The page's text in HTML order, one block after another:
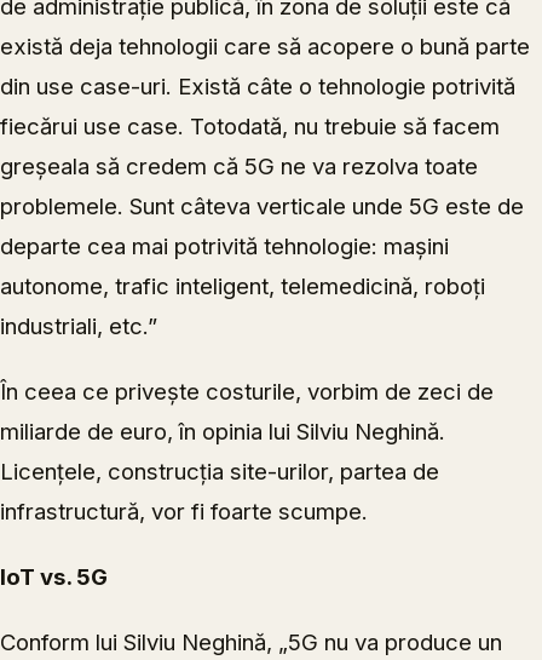
de administrație publică, în zona de soluții este că
există deja tehnologii care să acopere o bună parte
din use case-uri. Există câte o tehnologie potrivită
fiecărui use case. Totodată, nu trebuie să facem
greșeala să credem că 5G ne va rezolva toate
problemele. Sunt câteva verticale unde 5G este de
departe cea mai potrivită tehnologie: mașini
autonome, trafic inteligent, telemedicină, roboți
industriali, etc.”
În ceea ce privește costurile, vorbim de zeci de
miliarde de euro, în opinia lui Silviu Neghină.
Licențele, construcția site-urilor, partea de
infrastructură, vor fi foarte scumpe.
IoT vs. 5G
Conform lui Silviu Neghină, „5G nu va produce un